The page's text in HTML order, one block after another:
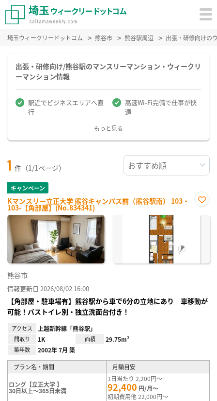
埼玉ウィークリードットコム 熊谷市 熊谷駅周辺 出張・研修向けの
出張・研修向け/熊谷駅のマンスリーマンション・ウィークリ
ーマンション情報
駅近でビジネスエリアへ直
行
高速Wi-Fi完備で仕事が快
適
もっと見る
1 件（1/1ページ）
キャンペーン
Kマンスリー立正大学 熊谷キャンパス前（熊谷駅南） 103・
103-【角部屋】(No.834341)
に入
熊谷市
情報更新日 2026/08/02 16:00
【角部屋・駐車場有】熊谷駅から車で6分の立地にあり 車移動が
可能！バストイレ別・独立洗面台付き！
アクセス 上越新幹線「熊谷駅」
間取り 1K 面積 29.75m²
築年数 2002年 7月 築
プラン名・期間 月額目安
ロング【立正大学 】
30日以上～365日未満
1日当たり 2,200円～
92,400 円/月～
初期費用他 22,000円～